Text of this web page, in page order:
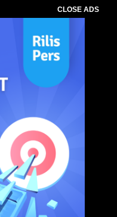
CLOSE ADS